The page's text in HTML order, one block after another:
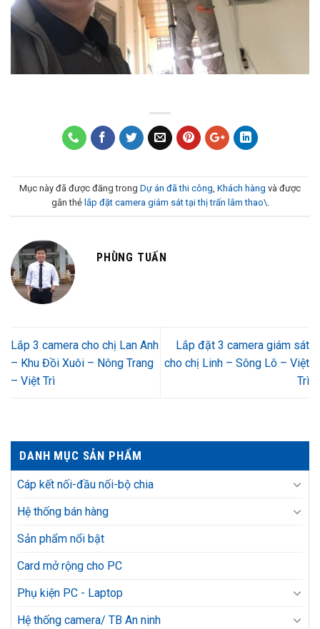
Mục này đã được đăng trong Dự án đã thi công, Khách hàng và được
gắn thẻ lắp đặt camera giám sát tại thị trấn lâm thao\.
PHÙNG TUẤN
Lắp 3 camera cho chị Lan Anh
– Khu Đồi Xuôi – Nông Trang
– Việt Trì
Lắp đặt 3 camera giám sát
cho chị Linh – Sông Lô – Việt
Trì
DANH MỤC SẢN PHẨM
Cáp kết nối-đầu nối-bộ chia
Hệ thống bán hàng
Sản phẩm nổi bật
Card mở rộng cho PC
Phụ kiện PC - Laptop
Hệ thống camera/ TB An ninh